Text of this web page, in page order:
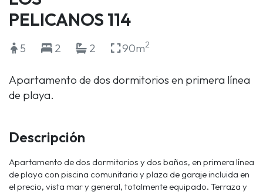
PELICANOS 114
5 2 2 90m2
Apartamento de dos dormitorios en primera línea
de playa.
Descripción
Apartamento de dos dormitorios y dos baños, en primera línea
de playa con piscina comunitaria y plaza de garaje incluida en
el precio, vista mar y general, totalmente equipado. Terraza y